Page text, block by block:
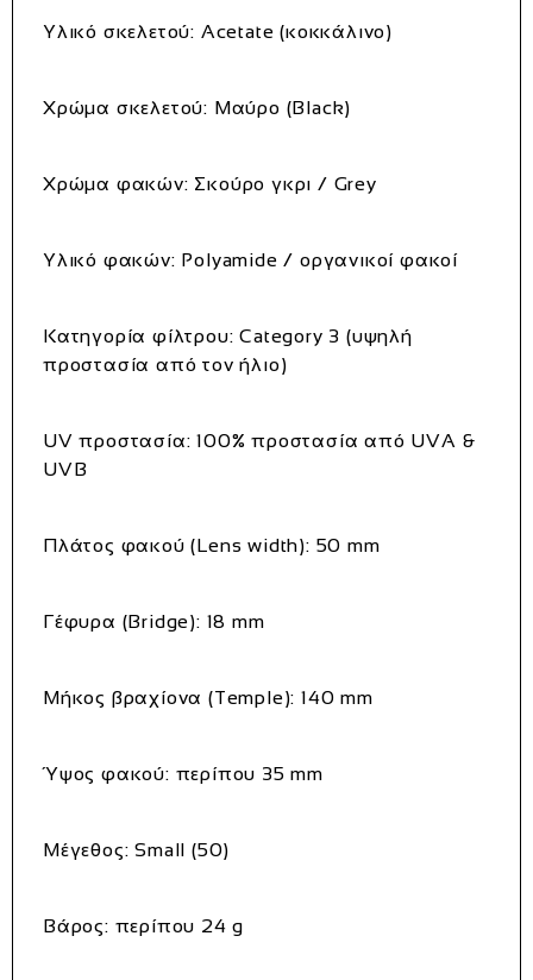
Υλικό σκελετού: Acetate (κοκκάλινο)
Χρώμα σκελετού: Μαύρο (Black)
Χρώμα φακών: Σκούρο γκρι / Grey
Υλικό φακών: Polyamide / οργανικοί φακοί
Κατηγορία φίλτρου: Category 3 (υψηλή
προστασία από τον ήλιο)
UV προστασία: 100% προστασία από UVA &
UVB
Πλάτος φακού (Lens width): 50 mm
Γέφυρα (Bridge): 18 mm
Μήκος βραχίονα (Temple): 140 mm
Ύψος φακού: περίπου 35 mm
Μέγεθος: Small (50)
Βάρος: περίπου 24 g